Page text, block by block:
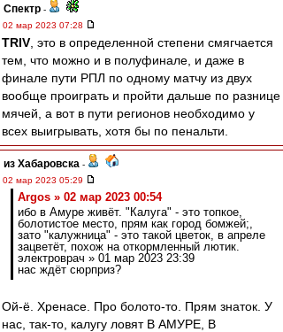
Спектр -
02 мар 2023 07:28
TRIV , это в определенной степени смягчается
тем, что можно и в полуфинале, и даже в
финале пути РПЛ по одному матчу из двух
вообще проиграть и пройти дальше по разнице
мячей, а вот в пути регионов необходимо у
всех выигрывать, хотя бы по пенальти.
из Хабаровска -
02 мар 2023 05:29
Argos » 02 мар 2023 00:54
ибо в Амуре живёт. "Калуга" - это топкое,
болотистое место, прям как город бомжей;,
зато "калужница" - это такой цветок, в апреле
зацветёт, похож на откормленный лютик.
электроврач » 01 мар 2023 23:39
нас ждёт сюрприз?
Ой-ё. Хренасе. Про болото-то. Прям знаток. У
нас, так-то, калугу ловят В АМУРЕ, В